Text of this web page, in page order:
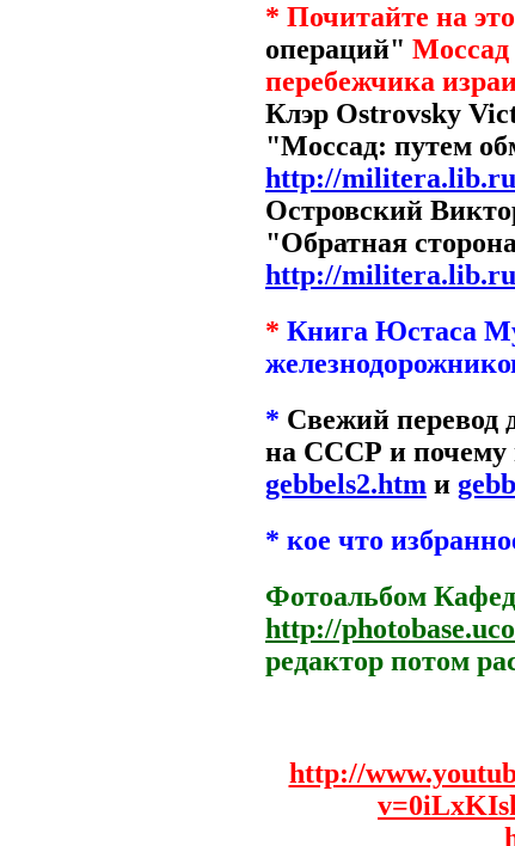
* Почитайте на
операций"
перебежчика
Клэр Ostrovsky
"Моссад: путем
http://
Островский
"Обратная
http://
* Книга Юстаса
* Свежий перевод
на СССР и почему
gebbels2.htm и
* кое что
Фотоальбом
http://
редактор потом
http://